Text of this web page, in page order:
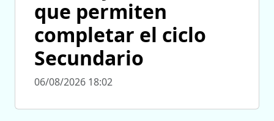
que permiten
completar el ciclo
Secundario
06/08/2026 18:02